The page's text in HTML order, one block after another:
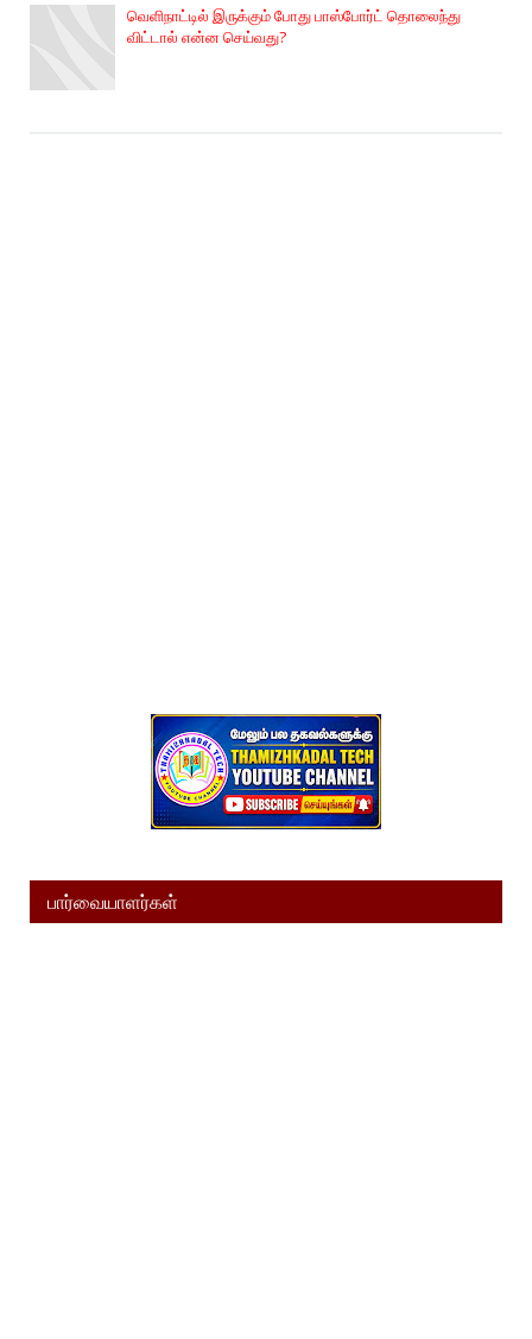
வெளிநாட்டில் இருக்கும் போது பாஸ்போர்ட் தொலைந்து
விட்டால் என்ன செய்வது?
பார்வையாளர்கள்